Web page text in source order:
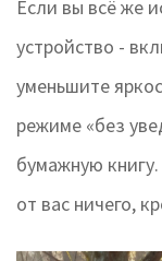
Если вы всё же
устройство -
уменьшите
режиме «без
бумажную
от вас ничего,